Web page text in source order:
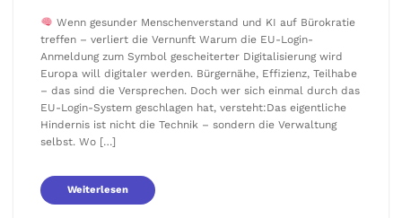
Wenn gesunder Menschenverstand und KI auf Bürokratie
treffen – verliert die Vernunft Warum die EU-Login-
Anmeldung zum Symbol gescheiterter Digitalisierung wird
Europa will digitaler werden. Bürgernähe, Effizienz, Teilhabe
– das sind die Versprechen. Doch wer sich einmal durch das
EU-Login-System geschlagen hat, versteht:Das eigentliche
Hindernis ist nicht die Technik – sondern die Verwaltung
selbst. Wo […]
Weiterlesen